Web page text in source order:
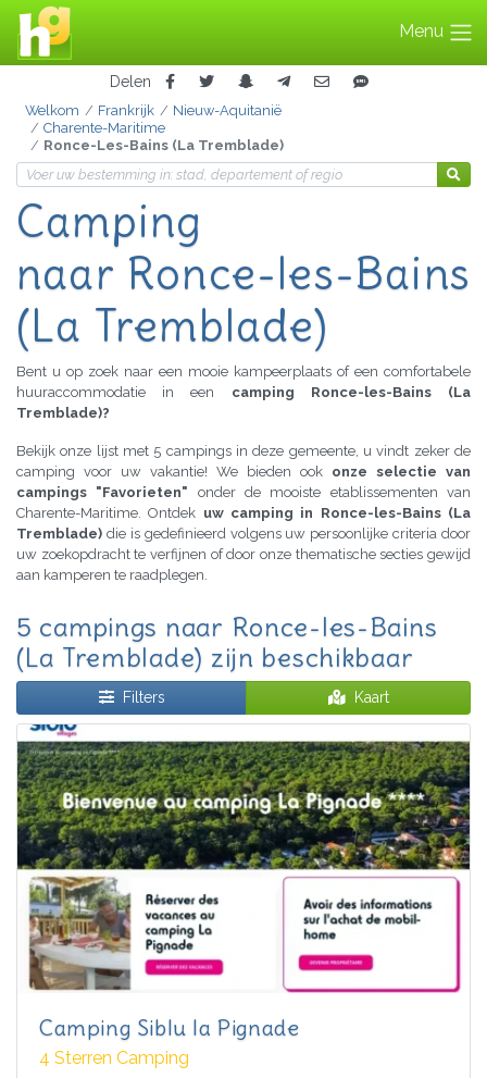
Menu
Delen
Welkom Frankrijk
Nieuw-Aquitanië
Charente-Maritime
Ronce-Les-Bains (La Tremblade)
Camping
naar Ronce-les-Bains
(La Tremblade)
Bent u op zoek naar een mooie kampeerplaats of een comfortabele
huuraccommodatie in een camping Ronce-les-Bains (La
Tremblade)?
Bekijk onze lijst met 5 campings in deze gemeente, u vindt zeker de
camping voor uw vakantie! We bieden ook onze selectie van
campings "Favorieten" onder de mooiste etablissementen van
Charente-Maritime. Ontdek uw camping in Ronce-les-Bains (La
Tremblade) die is gedefinieerd volgens uw persoonlijke criteria door
uw zoekopdracht te verfijnen of door onze thematische secties gewijd
aan kamperen te raadplegen.
5 campings naar Ronce-les-Bains
(La Tremblade) zijn beschikbaar
Filters Kaart
Camping Siblu la Pignade
4 Sterren Camping